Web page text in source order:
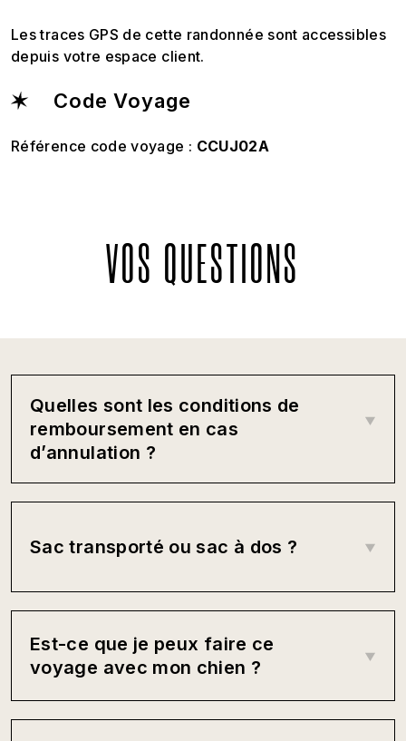
Les traces GPS de cette randonnée sont accessibles
depuis votre espace client.
Code Voyage
Référence code voyage : CCUJ02A
VOS QUESTIONS
Quelles sont les conditions de
remboursement en cas
d’annulation ?
Sac transporté ou sac à dos ?
Est-ce que je peux faire ce
voyage avec mon chien ?